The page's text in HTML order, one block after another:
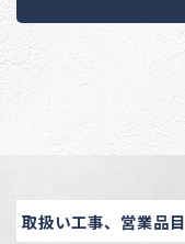
取扱い工事、営業品目